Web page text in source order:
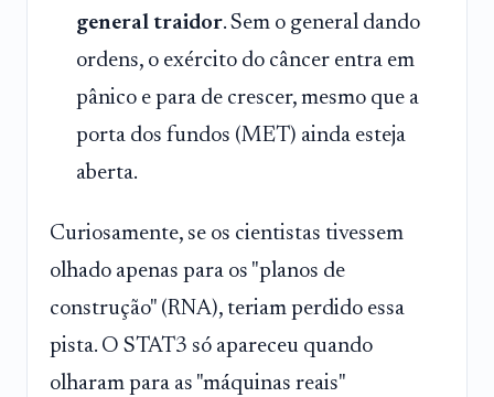
general traidor. Sem o general dando
ordens, o exército do câncer entra em
pânico e para de crescer, mesmo que a
porta dos fundos (MET) ainda esteja
aberta.
Curiosamente, se os cientistas tivessem
olhado apenas para os "planos de
construção" (RNA), teriam perdido essa
pista. O STAT3 só apareceu quando
olharam para as "máquinas reais"